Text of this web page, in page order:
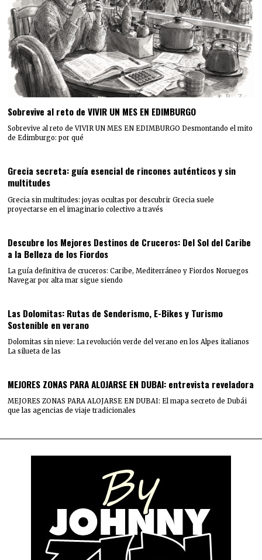
Sobrevive al reto de VIVIR UN MES EN EDIMBURGO
Sobrevive al reto de VIVIR UN MES EN EDIMBURGO Desmontando el mito
de Edimburgo: por qué
Grecia secreta: guía esencial de rincones auténticos y sin
multitudes
Grecia sin multitudes: joyas ocultas por descubrir Grecia suele
proyectarse en el imaginario colectivo a través
Descubre los Mejores Destinos de Cruceros: Del Sol del Caribe
a la Belleza de los Fiordos
La guía definitiva de cruceros: Caribe, Mediterráneo y Fiordos Noruegos
Navegar por alta mar sigue siendo
Las Dolomitas: Rutas de Senderismo, E-Bikes y Turismo
Sostenible en verano
Dolomitas sin nieve: La revolución verde del verano en los Alpes italianos
La silueta de las
MEJORES ZONAS PARA ALOJARSE EN DUBAI: entrevista reveladora
MEJORES ZONAS PARA ALOJARSE EN DUBAI: El mapa secreto de Dubái
que las agencias de viaje tradicionales